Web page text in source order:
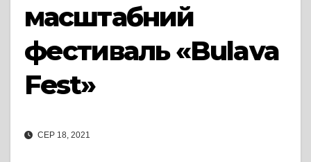
масштабний
фестиваль «Bulava
Fest»
СЕР 18, 2021